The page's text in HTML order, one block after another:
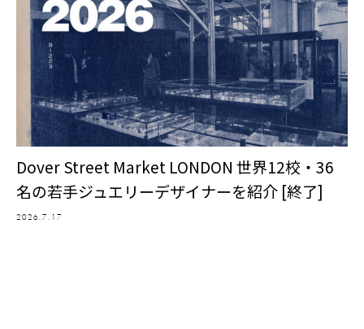
Dover Street Market LONDON 世界12校・36
名の若手ジュエリーデザイナーを紹介 [終了]
2026.7.17